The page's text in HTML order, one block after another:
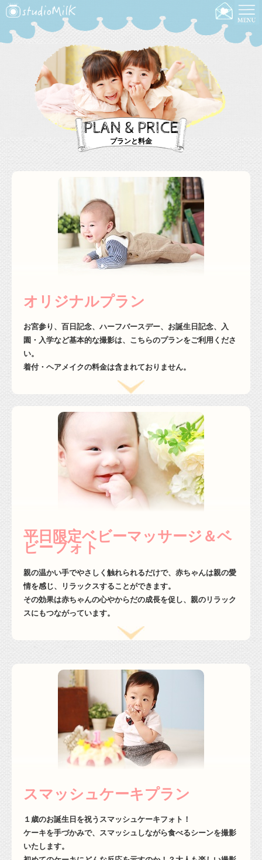
PLAN & PRICE
プランと料金
オリジナルプラン
お宮参り、百日記念、ハーフバースデー、お誕生日記念、入
園・入学など基本的な撮影は、こちらのプランをご利用くださ
い。
着付・ヘアメイクの料金は含まれておりません。
平日限定ベビーマッサージ＆ベ
ビーフォト
親の温かい手でやさしく触れられるだけで、赤ちゃんは親の愛
情を感じ、リラックスすることができます。
その効果は赤ちゃんの心やからだの成長を促し、親のリラック
スにもつながっています。
スマッシュケーキプラン
１歳のお誕生日を祝うスマッシュケーキフォト！
ケーキを手づかみで、スマッシュしながら食べるシーンを撮影
いたします。